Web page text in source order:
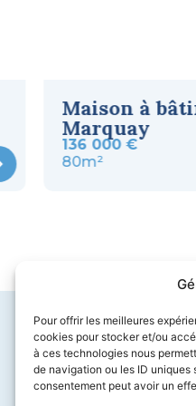
Pour offrir les meilleures
cookies pour stocker et/ou
à ces technologies nous
de navigation ou les ID uniques
consentement peut avoir un
Maison à
Marquay
136 000 €
80m²
Nos Secteurs
Constructeur maison
Constructeur maison
Constructeur maison